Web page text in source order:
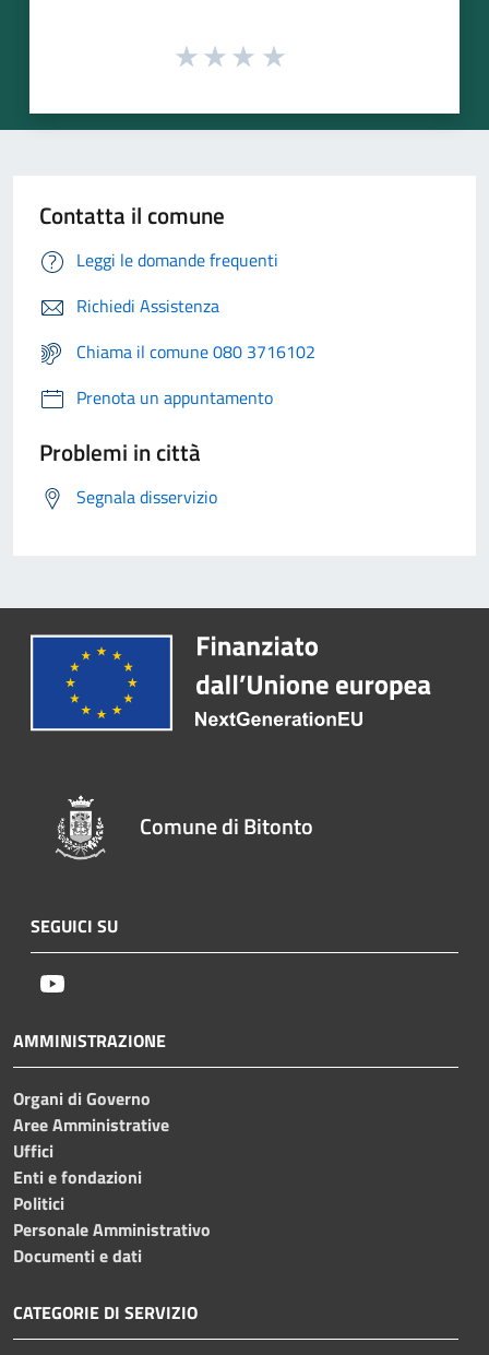
Contatta il comune
Leggi le domande frequenti
Richiedi Assistenza
Chiama il comune 080 3716102
Prenota un appuntamento
Problemi in città
Segnala disservizio
Comune di Bitonto
SEGUICI SU
AMMINISTRAZIONE
Organi di Governo
Aree Amministrative
Uffici
Enti e fondazioni
Politici
Personale Amministrativo
Documenti e dati
CATEGORIE DI SERVIZIO